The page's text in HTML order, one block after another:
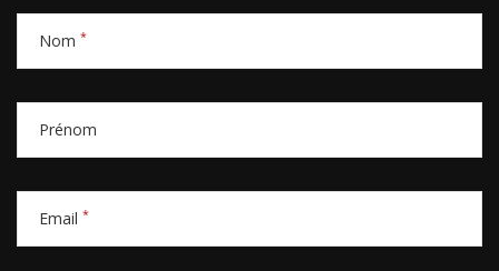
Nom *
Prénom
Email *